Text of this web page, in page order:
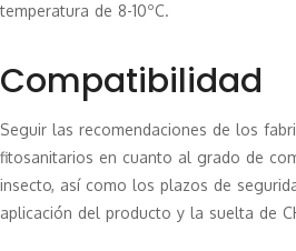
temperatura de 8-10ºC.
Compatibilidad
Seguir las recomendaciones de los
fitosanitarios en cuanto al grado de
insecto, así como los plazos de
aplicación del producto y la suelta de